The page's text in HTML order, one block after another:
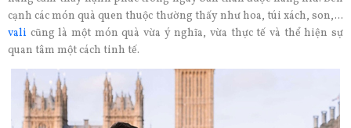
cạnh các món quà quen thuộc thường thấy như hoa, túi xách, son,...
vali cũng là một món quà vừa ý nghĩa, vừa thực tế và thể hiện sự
quan tâm một cách tinh tế.